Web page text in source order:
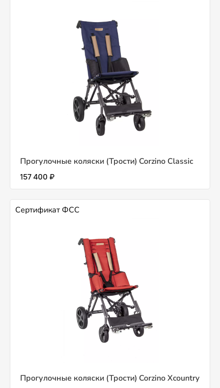
Прогулочные коляски (Трости) Corzino Classic
157 400 ₽
Сертификат ФСС
Прогулочные коляски (Трости) Corzino Xcountry